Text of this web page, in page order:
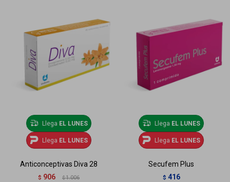
Llega EL LUNES
Llega EL LUNES
Anticonceptivas Diva 28
$ 906 $ 1.006
Llega EL LUNES
Llega EL LUNES
Secufem Plus
$ 416